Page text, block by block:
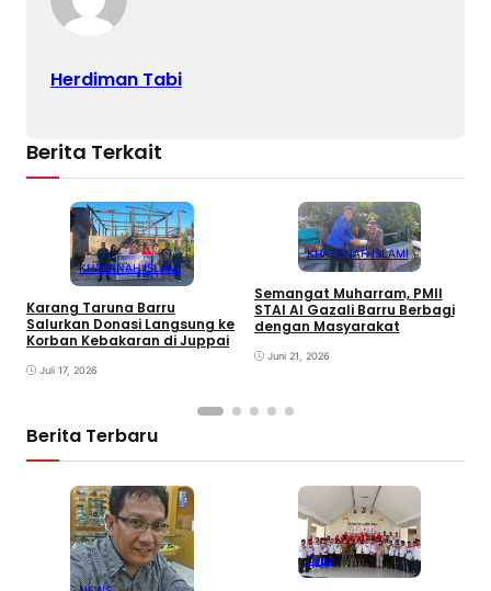
Herdiman Tabi
Berita Terkait
KHAZANAH ISLAMI
Karang Taruna Barru
Salurkan Donasi Langsung ke
Korban Kebakaran di Juppai
Juli 17, 2026
KHAZANAH ISLAMI
Semangat Muharram, PMII
STAI Al Gazali Barru Berbagi
dengan Masyarakat
Juni 21, 2026
Berita Terbaru
Desa